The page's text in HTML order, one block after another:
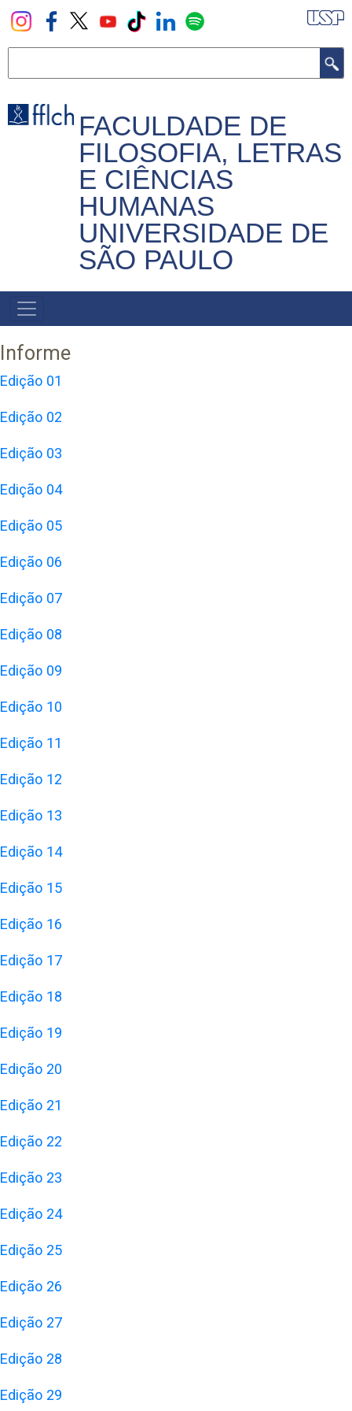
Pular
para
principal
FACULDADE DE
FILOSOFIA, LETRAS
E CIÊNCIAS
HUMANAS
UNIVERSIDADE DE
SÃO PAULO
NAVEGADOR
PRINCIPAL
Informe
Edição 01
Edição 02
Edição 03
Edição 04
Edição 05
Edição 06
Edição 07
Edição 08
Edição 09
Edição 10
Edição 11
Edição 12
Edição 13
Edição 14
Edição 15
Edição 16
Edição 17
Edição 18
Edição 19
Edição 20
Edição 21
Edição 22
Edição 23
Edição 24
Edição 25
Edição 26
Edição 27
Edição 28
Edição 29